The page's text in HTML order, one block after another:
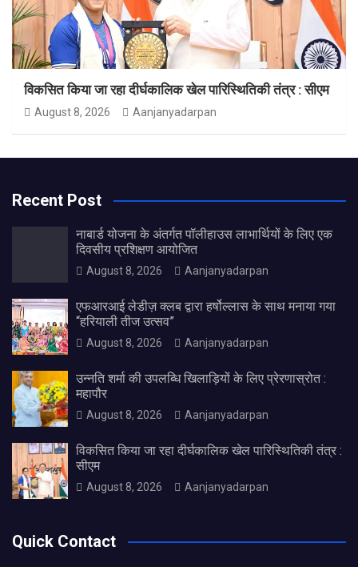
विकसित किया जा रहा दीर्घकालिक खेल पारिस्थितिकी तंत्र : सीएम
August 8, 2026 Aanjanyadarpan
Recent Post
नाबार्ड योजना के अंतर्गत पॉलीहाउस लाभार्थियों के लिए एक
दिवसीय प्रशिक्षण आयोजित
August 8, 2026 Aanjanyadarpan
एफआरआई लेडीज़ क्लब द्वारा हर्षोल्लास के साथ मनाया गया
“हरियाली तीज उत्सव”
August 8, 2026 Aanjanyadarpan
उन्नति शर्मा की उपलब्धि खिलाड़ियों के लिए प्रेरणास्रोत :
महापौर
August 8, 2026 Aanjanyadarpan
विकसित किया जा रहा दीर्घकालिक खेल पारिस्थितिकी तंत्र :
सीएम
August 8, 2026 Aanjanyadarpan
Quick Contact